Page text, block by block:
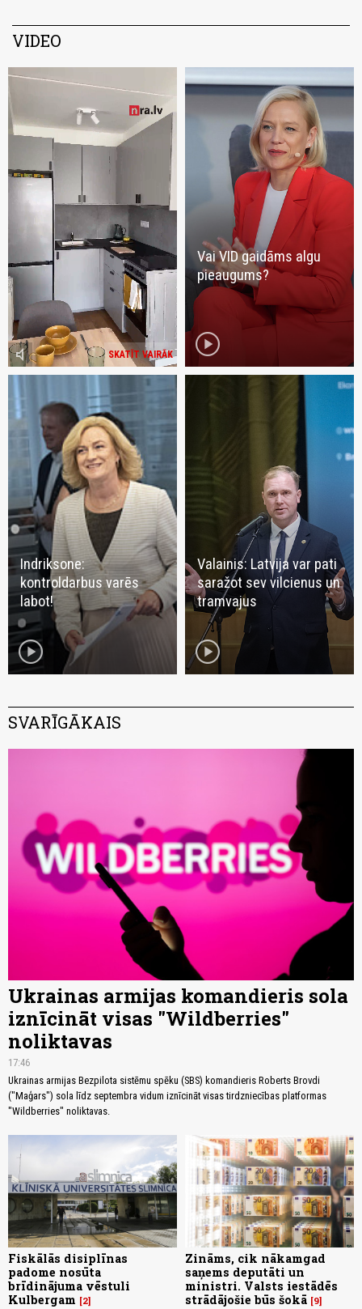
VIDEO
SKATĪT VAIRĀK
volume_mute
Vai VID gaidāms algu
pieaugums?
play_circle
Indriksone:
kontroldarbus varēs
labot!
play_circle
Valainis: Latvija var pati
saražot sev vilcienus un
tramvajus
play_circle
SVARĪGĀKAIS
Ukrainas armijas komandieris sola
iznīcināt visas "Wildberries"
noliktavas
17:46
Ukrainas armijas Bezpilota sistēmu spēku (SBS) komandieris Roberts Brovdi
("Maģars") sola līdz septembra vidum iznīcināt visas tirdzniecības platformas
"Wildberries" noliktavas.
Fiskālās disiplīnas
padome nosūta
brīdinājuma vēstuli
Kulbergam
2
Zināms, cik nākamgad
saņems deputāti un
ministri. Valsts iestādēs
strādājošie būs šokā 9